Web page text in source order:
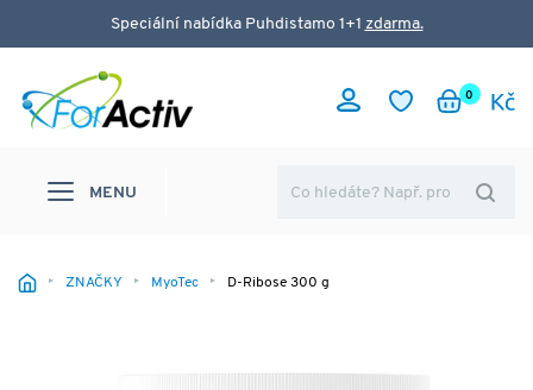
Speciální nabídka Puhdistamo 1+1 zdarma.
0
MENU
ZNAČKY MyoTec D-Ribose 300 g